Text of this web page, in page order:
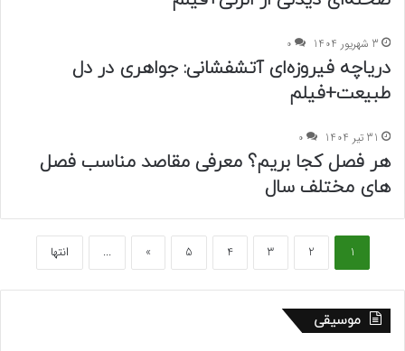
3 شهریور 1404 0
دریاچه فیروزه‌ای آتشفشانی: جواهری در دل
طبیعت+فیلم
31 تیر 1404 0
هر فصل کجا بریم؟ معرفی مقاصد مناسب فصل
های مختلف سال
1
2
3
4
5
»
... انتها
موسیقی